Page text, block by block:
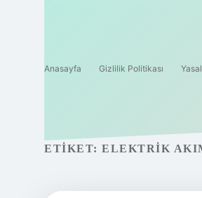
Anasayfa Gizlilik Politikası
ETIKET: ELEKTRIK